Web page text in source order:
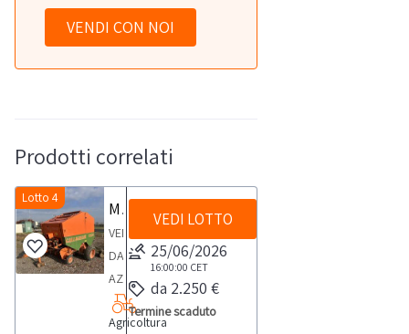
VENDI CON NOI
Prodotti correlati
Lotto 4
Motopressa Gallignani
VENDITA
DA
AZIENDA
ATTIVAMotopressa
Gallignani
Agricoltura
VEDI LOTTO
25/06/2026
16:00:00 CET
da 2.250 €
Termine scaduto